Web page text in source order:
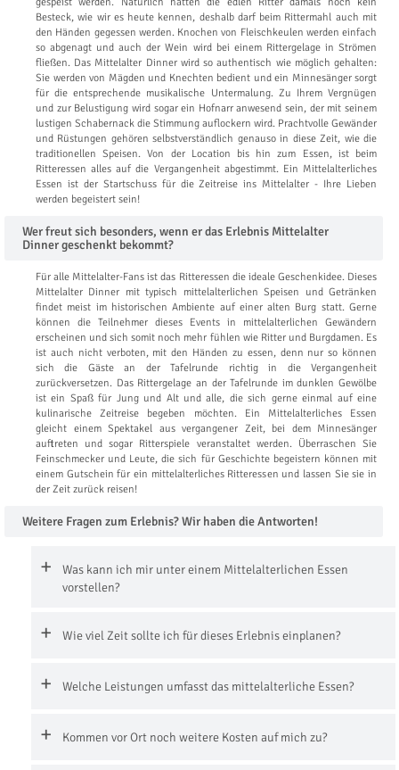
Besteck, wie wir es heute kennen, deshalb darf beim Rittermahl auch mit
den Händen gegessen werden. Knochen von Fleischkeulen werden einfach
so abgenagt und auch der Wein wird bei einem Rittergelage in Strömen
fließen. Das Mittelalter Dinner wird so authentisch wie möglich gehalten:
Sie werden von Mägden und Knechten bedient und ein Minnesänger sorgt
für die entsprechende musikalische Untermalung. Zu Ihrem Vergnügen
und zur Belustigung wird sogar ein Hofnarr anwesend sein, der mit seinem
lustigen Schabernack die Stimmung auflockern wird. Prachtvolle Gewänder
und Rüstungen gehören selbstverständlich genauso in diese Zeit, wie die
traditionellen Speisen. Von der Location bis hin zum Essen, ist beim
Ritteressen alles auf die Vergangenheit abgestimmt. Ein Mittelalterliches
Essen ist der Startschuss für die Zeitreise ins Mittelalter - Ihre Lieben
werden begeistert sein!
Wer freut sich besonders, wenn er das Erlebnis Mittelalter
Dinner geschenkt bekommt?
Für alle Mittelalter-Fans ist das Ritteressen die ideale Geschenkidee. Dieses
Mittelalter Dinner mit typisch mittelalterlichen Speisen und Getränken
findet meist im historischen Ambiente auf einer alten Burg statt. Gerne
können die Teilnehmer dieses Events in mittelalterlichen Gewändern
erscheinen und sich somit noch mehr fühlen wie Ritter und Burgdamen. Es
ist auch nicht verboten, mit den Händen zu essen, denn nur so können
sich die Gäste an der Tafelrunde richtig in die Vergangenheit
zurückversetzen. Das Rittergelage an der Tafelrunde im dunklen Gewölbe
ist ein Spaß für Jung und Alt und alle, die sich gerne einmal auf eine
kulinarische Zeitreise begeben möchten. Ein Mittelalterliches Essen
gleicht einem Spektakel aus vergangener Zeit, bei dem Minnesänger
auftreten und sogar Ritterspiele veranstaltet werden. Überraschen Sie
Feinschmecker und Leute, die sich für Geschichte begeistern können mit
einem Gutschein für ein mittelalterliches Ritteressen und lassen Sie sie in
der Zeit zurück reisen!
Weitere Fragen zum Erlebnis? Wir haben die Antworten!
Was kann ich mir unter einem Mittelalterlichen Essen
vorstellen?
Wie viel Zeit sollte ich für dieses Erlebnis einplanen?
Welche Leistungen umfasst das mittelalterliche Essen?
Kommen vor Ort noch weitere Kosten auf mich zu?